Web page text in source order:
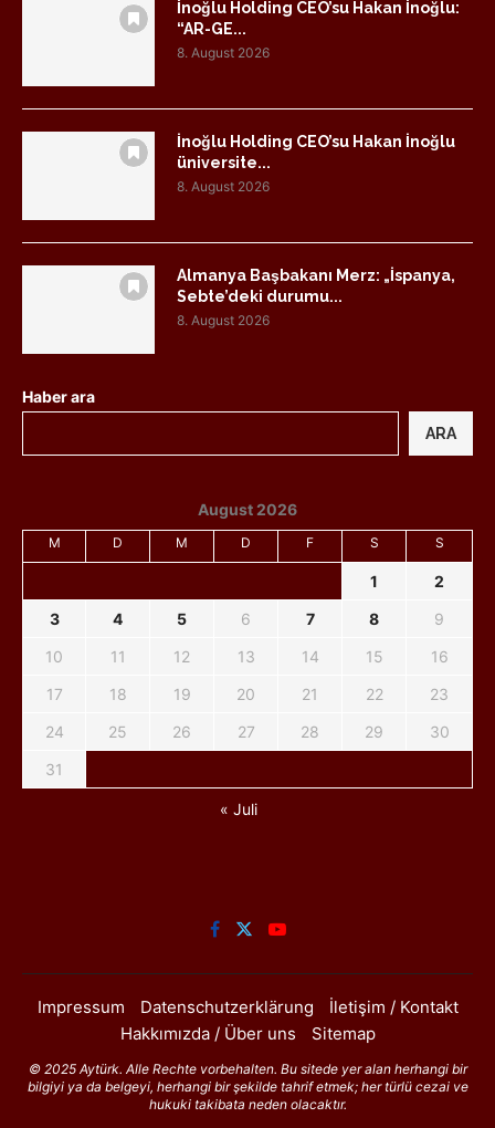
İnoğlu Holding CEO’su Hakan İnoğlu:
“AR-GE...
8. August 2026
İnoğlu Holding CEO’su Hakan İnoğlu
üniversite...
8. August 2026
Almanya Başbakanı Merz: „İspanya,
Sebte’deki durumu...
8. August 2026
Haber ara
ARA
August 2026
M D M D F S S
1
2
3
4 5 6 7 8
9
10
11 12 13 14 15
16
17
18 19 20 21 22
23
24
25 26 27 28 29
30
31
« Juli
Impressum Datenschutzerklärung
İletişim / Kontakt
Hakkımızda / Über uns
Sitemap
© 2025 Aytürk. Alle Rechte vorbehalten. Bu sitede yer alan herhangi bir
bilgiyi ya da belgeyi, herhangi bir şekilde tahrif etmek; her türlü cezai ve
hukuki takibata neden olacaktır.